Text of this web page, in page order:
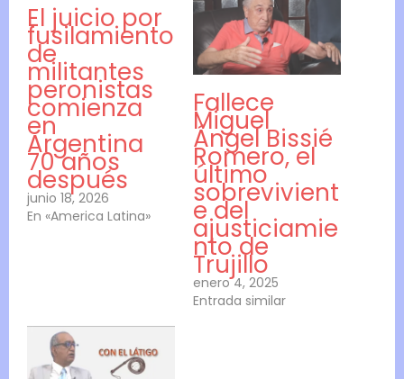
El juicio por
fusilamiento
de
militantes
peronistas
comienza
en
Argentina
70 años
después
junio 18, 2026
En «America Latina»
Fallece
Miguel
Ángel Bissié
Romero, el
último
sobrevivient
e del
ajusticiamie
nto de
Trujillo
enero 4, 2025
Entrada similar